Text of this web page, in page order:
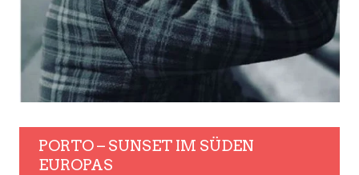
PORTO – SUNSET IM SÜDEN
EUROPAS